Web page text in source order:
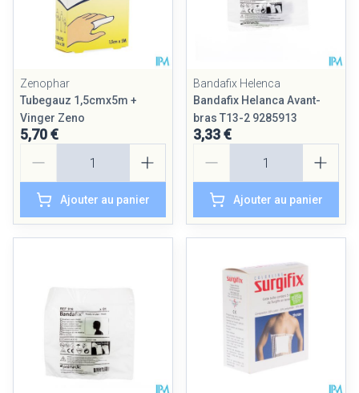
Zenophar
Tubegauz 1,5cmx5m +
Vinger Zeno
5,70 €
Ajouter au panier
Bandafix Helenca
Bandafix Helanca Avant-
bras T13-2 9285913
3,33 €
Ajouter au panier